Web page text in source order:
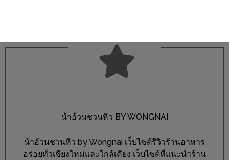
พลาด
ฤดู
หนาว
น้าอ้วนชวนหิว BY WONGNAI
น้าอ้วนชวนหิว by Wongnai เว็บไซต์รีวิวร้านอาหาร
อร่อยทั่วเชียงใหม่และใกล้เคียง เว็บไซต์ที่แนะนำร้าน